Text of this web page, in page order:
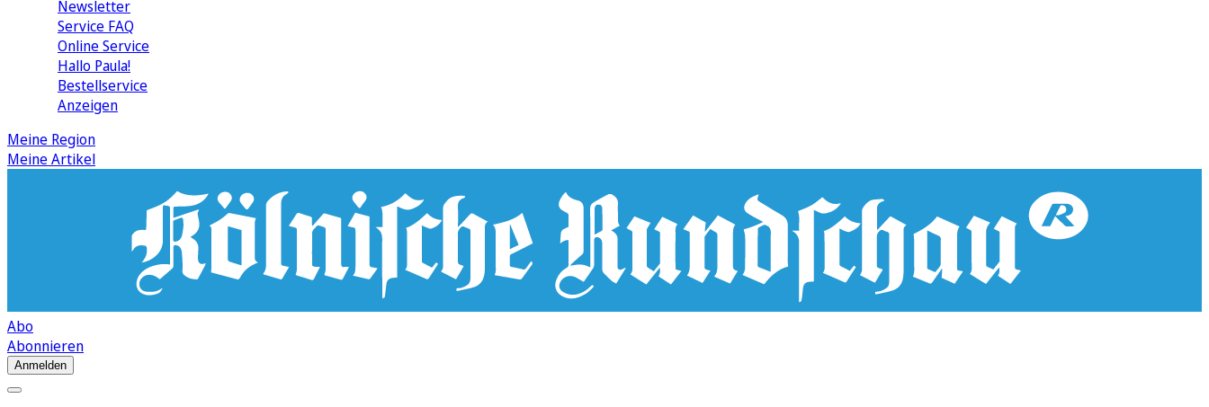
Newsletter
Service FAQ
Online Service
Hallo Paula!
Bestellservice
Anzeigen
Meine Region
Meine Artikel
Abo
Abonnieren
Anmelden